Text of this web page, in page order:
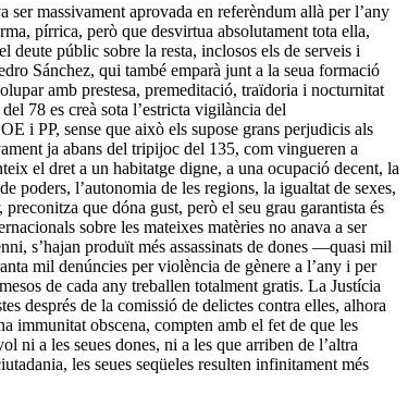
massivament aprovada en referèndum allà per l’any
pírrica, però que desvirtua absolutament tota ella,
deute públic sobre la resta, inclosos els de serveis i
Sánchez, qui també emparà junt a la seua formació
amb prestesa, premeditació, traïdoria i nocturnitat
78 es creà sota l’estricta vigilància del
i PP, sense que això els supose grans perjudicis als
ja abans del tripijoc del 135, com vingueren a
el dret a un habitatge digne, a una ocupació decent, la
l’autonomia de les regions, la igualtat de sexes,
que dóna gust, però el seu grau garantista és
sobre les mateixes matèries no anava a ser
s’hajan produït més assassinats de dones —quasi mil
mil denúncies per violència de gènere a l’any i per
de cada any treballen totalment gratis. La Justícia
després de la comissió de delictes contra elles, alhora
immunitat obscena, compten amb el fet de que les
ni a les seues dones, ni a les que arriben de l’altra
les seues seqüeles resulten infinitament més